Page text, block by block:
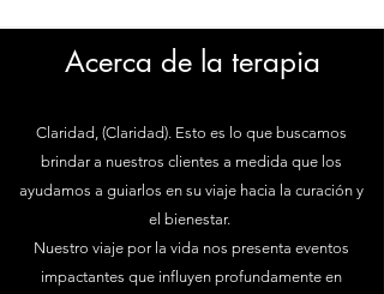
Acerca de la terapia
Claridad, (Claridad). Esto es lo que buscamos
brindar a nuestros clientes a medida que los
ayudamos a guiarlos en su viaje hacia la curación y
el bienestar.
Nuestro viaje por la vida nos presenta eventos
impactantes que influyen profundamente en